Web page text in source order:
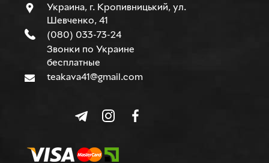
Украина, г. Кропивницький, ул.
Шевченко, 41
(080) 033-73-24
Звонки по Украине
бесплатные
teakava41@gmail.com